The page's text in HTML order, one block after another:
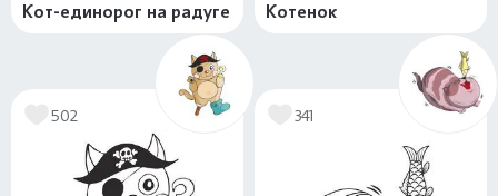
Кот-единорог на радуге Котенок
502 341